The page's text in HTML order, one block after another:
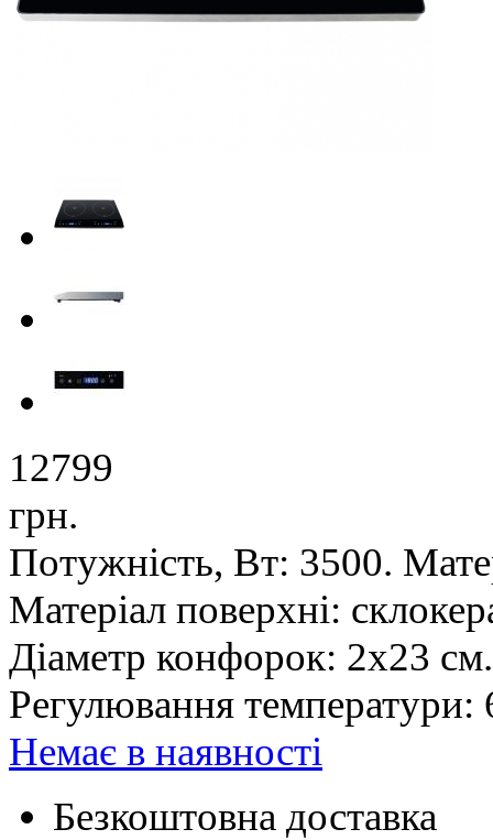
12799
грн.
Потужність, Вт: 3500.
Матеріал поверхні:
Діаметр конфорок: 2х23
Регулювання температури:
Немає в наявності
Безкоштовна доставка